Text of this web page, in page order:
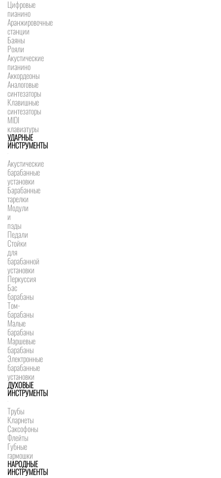
Цифровые
пианино
Аранжировочные
станции
Баяны
Рояли
Акустические
пианино
Аккордеоны
Аналоговые
синтезаторы
Клавишные
синтезаторы
MIDI
клавиатуры
УДАРНЫЕ
ИНСТРУМЕНТЫ
Акустические
барабанные
установки
Барабанные
тарелки
Модули
и
пэды
Педали
Стойки
для
барабанной
установки
Перкуссия
Бас
барабаны
Том-
барабаны
Малые
барабаны
Маршевые
барабаны
Электронные
барабанные
установки
ДУХОВЫЕ
ИНСТРУМЕНТЫ
Трубы
Кларнеты
Саксофоны
Флейты
Губные
гармошки
НАРОДНЫЕ
ИНСТРУМЕНТЫ